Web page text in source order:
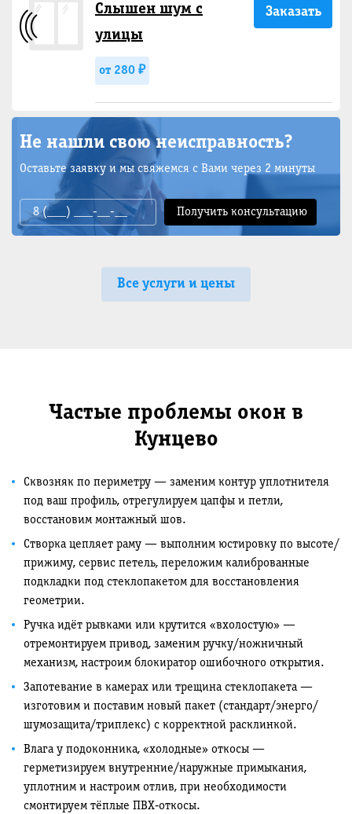
Слышен шум с
улицы
от 280 ₽
Заказать
Не нашли свою неисправность?
Оставьте заявку и мы свяжемся с Вами через 2 минуты
Все услуги и цены
Частые проблемы окон в
Кунцево
Сквозняк по периметру — заменим контур уплотнителя
под ваш профиль, отрегулируем цапфы и петли,
восстановим монтажный шов.
Створка цепляет раму — выполним юстировку по высоте/
прижиму, сервис петель, переложим калиброванные
подкладки под стеклопакетом для восстановления
геометрии.
Ручка идёт рывками или крутится «вхолостую» —
отремонтируем привод, заменим ручку/ножничный
механизм, настроим блокиратор ошибочного открытия.
Запотевание в камерах или трещина стеклопакета —
изготовим и поставим новый пакет (стандарт/энерго/
шумозащита/триплекс) с корректной расклинкой.
Влага у подоконника, «холодные» откосы —
герметизируем внутренние/наружные примыкания,
уплотним и настроим отлив, при необходимости
смонтируем тёплые ПВХ‑откосы.